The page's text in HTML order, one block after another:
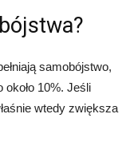
samobójstwo,
10%. Jeśli
wtedy zwiększa